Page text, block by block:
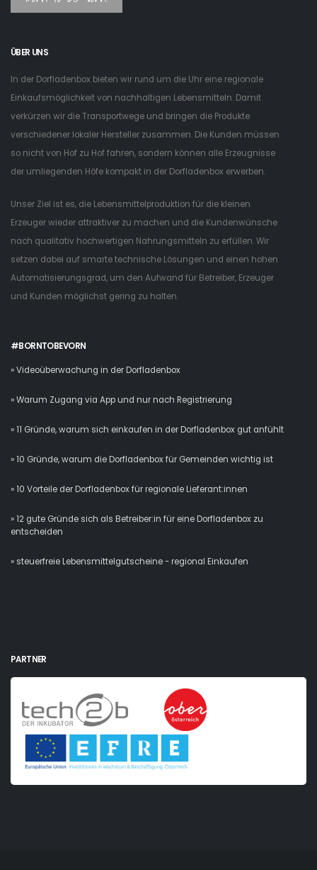
ÜBER UNS
In der Dorfladenbox bieten wir rund um die Uhr eine regionale
Einkaufsmöglichkeit von nachhaltigen Lebensmitteln. Damit
verkürzen wir die Transportwege und bringen die Produkte
verschiedener lokaler Hersteller zusammen. Die Kunden müssen
so nicht von Hof zu Hof fahren, sondern können alle Erzeugnisse
der umliegenden Höfe kompakt in der Dorfladenbox erwerben.
Unser Ziel ist es, die Lebensmittelproduktion für die kleinen
Erzeuger wieder attraktiver zu machen und die Kundenwünsche
nach qualitativ hochwertigen Nahrungsmitteln zu erfüllen. Wir
setzen dabei auf smarte technische Lösungen und einen hohen
Automatisierungsgrad, um den Aufwand für Betreiber, Erzeuger
und Kunden möglichst gering zu halten.
#BORNTOBEVORN
» Videoüberwachung in der Dorfladenbox
» Warum Zugang via App und nur nach Registrierung
» 11 Gründe, warum sich einkaufen in der Dorfladenbox gut anfühlt
» 10 Gründe, warum die Dorfladenbox für Gemeinden wichtig ist
» 10 Vorteile der Dorfladenbox für regionale Lieferant:innen
» 12 gute Gründe sich als Betreiber:in für eine Dorfladenbox zu
entscheiden
» steuerfreie Lebensmittelgutscheine - regional Einkaufen
PARTNER